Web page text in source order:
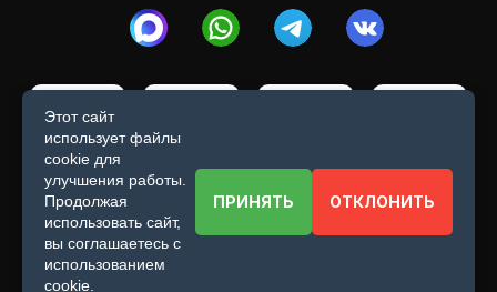
ФАБРИКА-АС © 2026 - Официальный сайт
Этот сайт
использует файлы
cookie для
улучшения работы.
Продолжая
использовать сайт,
вы соглашаетесь с
использованием
cookie.
ПРИНЯТЬ ОТКЛОНИТЬ